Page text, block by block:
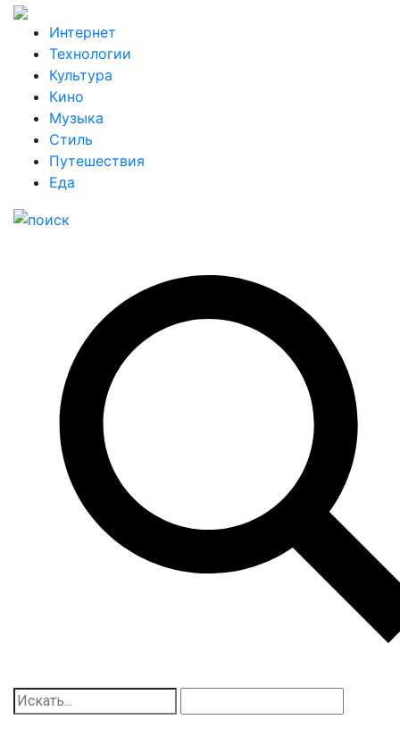
Интернет
Технологии
Культура
Кино
Музыка
Стиль
Путешествия
Еда